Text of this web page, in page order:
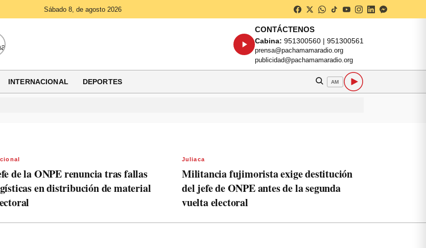
Sábado 8, de agosto 2026
CONTÁCTENOS
Cabina: 951300560 | 951300561
prensa@pachamamaradio.org
publicidad@pachamamaradio.org
INTERNACIONAL DEPORTES AM
de la ONPE renuncia tras fallas
en distribución de material
Juliaca
Militancia fujimorista exige destitución
del jefe de ONPE antes de la segunda
vuelta electoral